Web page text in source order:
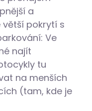
a
větší pokrytí s
Ve
najít
tu
na menších
(tam, kde je